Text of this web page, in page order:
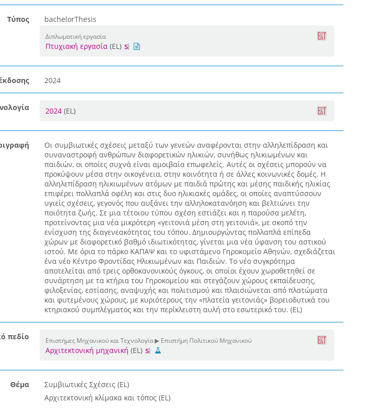
Τύπος bachelorThesis
Διπλωματική εργασία
Πτυχιακή εργασία(EL)
2024
2024 (EL)
Οι συμβιωτικές σχέσεις μεταξύ των γενεών αναφέρονται στην αλληλεπίδραση και
συναναστροφή ανθρώπων διαφορετικών ηλικιών, συνήθως ηλικιωμένων και
παιδιών, οι οποίες συχνά είναι αμοιβαία επωφελείς. Αυτές οι σχέσεις μπορούν να
προκύψουν μέσα στην οικογένεια, στην κοινότητα ή σε άλλες κοινωνικές δομές. Η
αλληλεπίδραση ηλικιωμένων ατόμων με παιδιά πρώτης και μέσης παιδικής ηλικίας
επιφέρει πολλαπλά οφέλη και στις δυο ηλικιακές ομάδες, οι οποίες αναπτύσσουν
υγιείς σχέσεις, γεγονός που αυξάνει την αλληλοκατανόηση και βελτιώνει την
ποιότητα ζωής. Σε μια τέτοιου τύπου σχέση εστιάζει και η παρούσα μελέτη,
προτείνοντας μια νέα μικρότερη «γειτονιά μέση στη γειτονιά», με σκοπό την
ενίσχυση της διαγενεακότητας του τόπου. Δημιουργώντας πολλαπλά επίπεδα
χώρων με διαφορετικό βαθμό ιδιωτικότητας, γίνεται μια νέα ύφανση του αστικού
ιστού. Με όρια το πάρκο ΚΑΠΑΨ και το υφιστάμενο Γηροκομείο Αθηνών, σχεδιάζεται
ένα νέο Κέντρο Φροντίδας Ηλικιωμένων και Παιδιών. Το νέο συγκρότημα
αποτελείται από τρεις ορθοκανονικούς όγκους, οι οποίοι έχουν χωροθετηθεί σε
συνάρτηση με τα κτήρια του Γηροκομείου και στεγάζουν χώρους εκπαίδευσης,
φιλοξενίας, εστίασης, αναψυχής και πολιτισμού και πλαισιώνεται από πλατώματα
και φυτεμένους χώρους, με κυριότερους την «πλατεία γειτονιάς» βορειοδυτικά του
κτηριακού συμπλέγματος και την περίκλειστη αυλή στο εσωτερικό του. (EL)
πεδίο Επιστήμες Μηχανικού και Τεχνολογία ▶ Επιστήμη Πολιτικού Μηχανικού
Αρχιτεκτονική μηχανική (EL)
Θέμα
Συμβιωτικές Σχέσεις (EL)
Αρχιτεκτονική κλίμακα και τόπος (EL)